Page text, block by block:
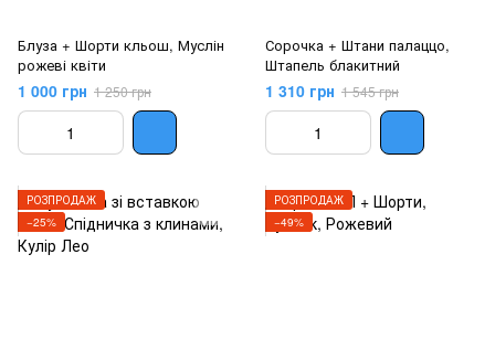
Блуза + Шорти кльош, Муслін
рожеві квіти
1 000 грн 1 250 грн
Сорочка + Штани палаццо,
Штапель блакитний
1 310 грн 1 545 грн
РОЗПРОДАЖ
−25%
РОЗПРОДАЖ
−49%